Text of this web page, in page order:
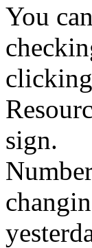
You
sign.